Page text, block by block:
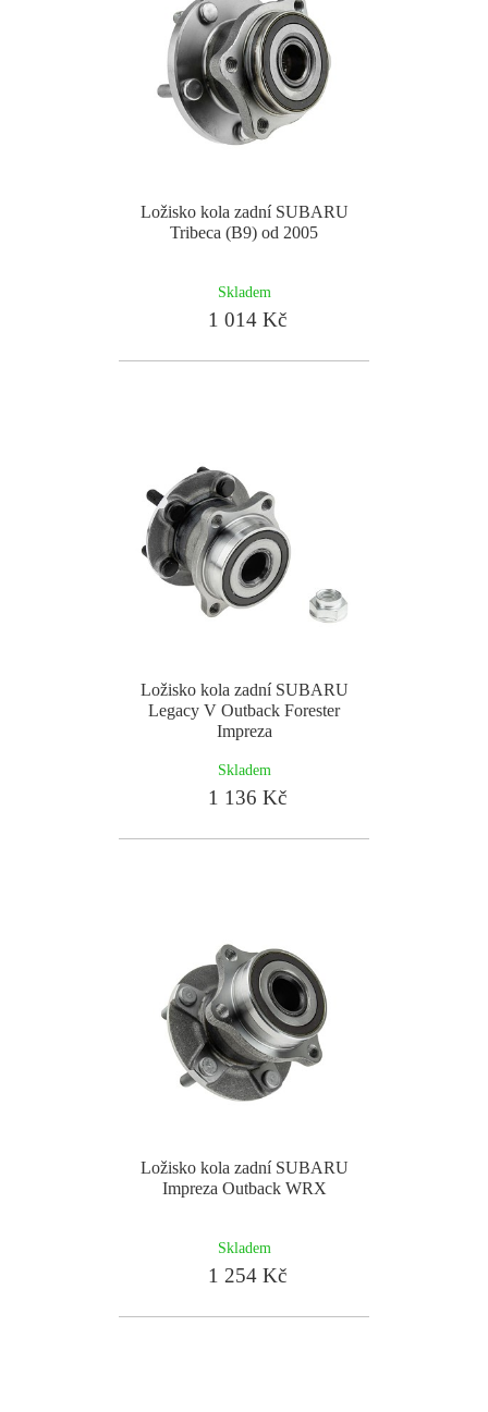
Ložisko kola zadní SUBARU
Tribeca (B9) od 2005
Skladem
1 014 Kč
Ložisko kola zadní SUBARU
Legacy V Outback Forester
Impreza
Skladem
1 136 Kč
Ložisko kola zadní SUBARU
Impreza Outback WRX
Skladem
1 254 Kč